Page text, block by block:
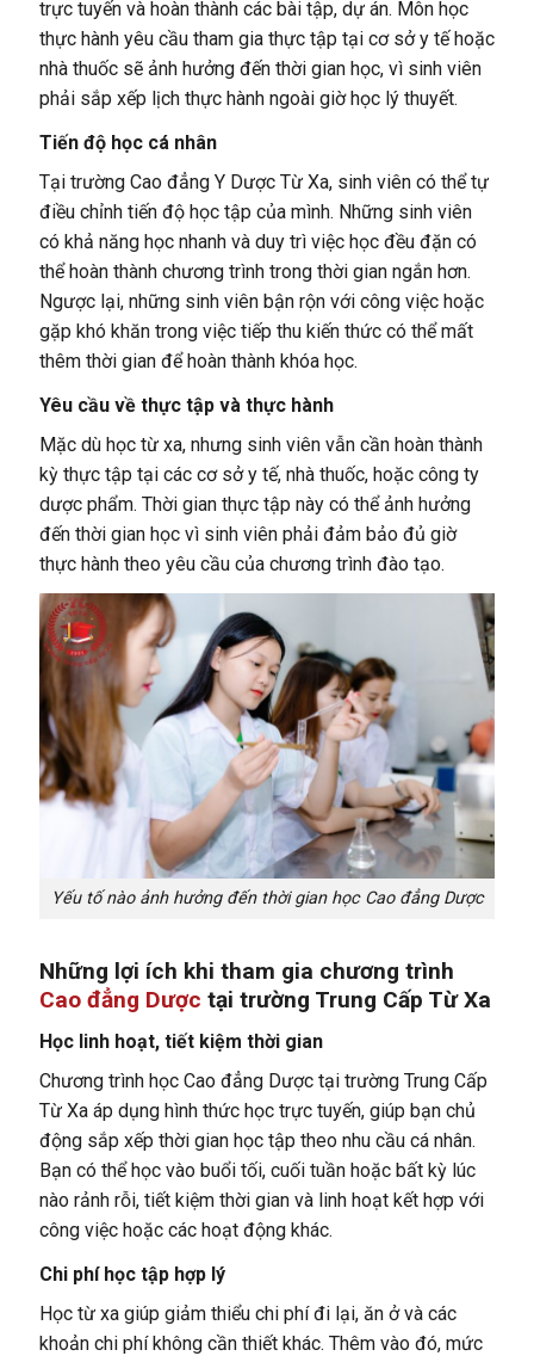
trực tuyến và hoàn thành các bài tập, dự án. Môn học
thực hành yêu cầu tham gia thực tập tại cơ sở y tế hoặc
nhà thuốc sẽ ảnh hưởng đến thời gian học, vì sinh viên
phải sắp xếp lịch thực hành ngoài giờ học lý thuyết.
Tiến độ học cá nhân
Tại trường Cao đẳng Y Dược Từ Xa, sinh viên có thể tự
điều chỉnh tiến độ học tập của mình. Những sinh viên
có khả năng học nhanh và duy trì việc học đều đặn có
thể hoàn thành chương trình trong thời gian ngắn hơn.
Ngược lại, những sinh viên bận rộn với công việc hoặc
gặp khó khăn trong việc tiếp thu kiến thức có thể mất
thêm thời gian để hoàn thành khóa học.
Yêu cầu về thực tập và thực hành
Mặc dù học từ xa, nhưng sinh viên vẫn cần hoàn thành
kỳ thực tập tại các cơ sở y tế, nhà thuốc, hoặc công ty
dược phẩm. Thời gian thực tập này có thể ảnh hưởng
đến thời gian học vì sinh viên phải đảm bảo đủ giờ
thực hành theo yêu cầu của chương trình đào tạo.
Yếu tố nào ảnh hưởng đến thời gian học Cao đẳng Dược
Những lợi ích khi tham gia chương trình
Cao đẳng Dược tại trường Trung Cấp Từ Xa
Học linh hoạt, tiết kiệm thời gian
Chương trình học Cao đẳng Dược tại trường Trung Cấp
Từ Xa áp dụng hình thức học trực tuyến, giúp bạn chủ
động sắp xếp thời gian học tập theo nhu cầu cá nhân.
Bạn có thể học vào buổi tối, cuối tuần hoặc bất kỳ lúc
nào rảnh rỗi, tiết kiệm thời gian và linh hoạt kết hợp với
công việc hoặc các hoạt động khác.
Chi phí học tập hợp lý
Học từ xa giúp giảm thiểu chi phí đi lại, ăn ở và các
khoản chi phí không cần thiết khác. Thêm vào đó, mức